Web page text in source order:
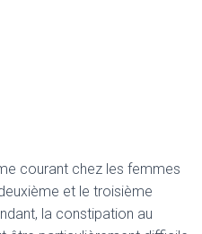
courant chez les femmes
et le troisième
la constipation au